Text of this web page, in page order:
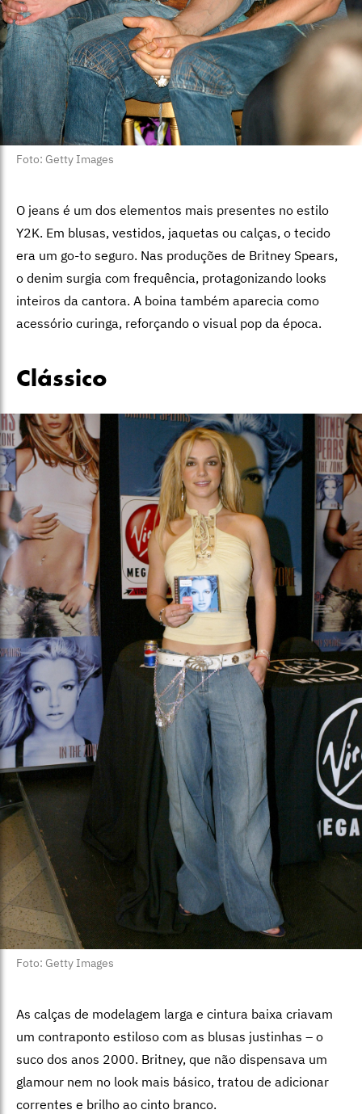
Foto: Getty Images
O jeans é um dos elementos mais presentes no estilo
Y2K. Em blusas, vestidos, jaquetas ou calças, o tecido
era um go-to seguro. Nas produções de Britney Spears,
o denim surgia com frequência, protagonizando looks
inteiros da cantora. A boina também aparecia como
acessório curinga, reforçando o visual pop da época.
Clássico
Foto: Getty Images
As calças de modelagem larga e cintura baixa criavam
um contraponto estiloso com as blusas justinhas – o
suco dos anos 2000. Britney, que não dispensava um
glamour nem no look mais básico, tratou de adicionar
correntes e brilho ao cinto branco.